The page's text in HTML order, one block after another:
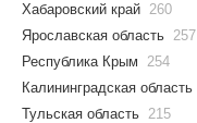
Хабаровский край 260
Ярославская область 257
Республика Крым 254
Калининградская область
Тульская область 215